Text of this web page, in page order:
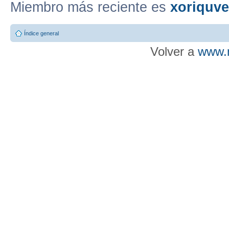
Miembro más reciente es
Índice general
Volver a